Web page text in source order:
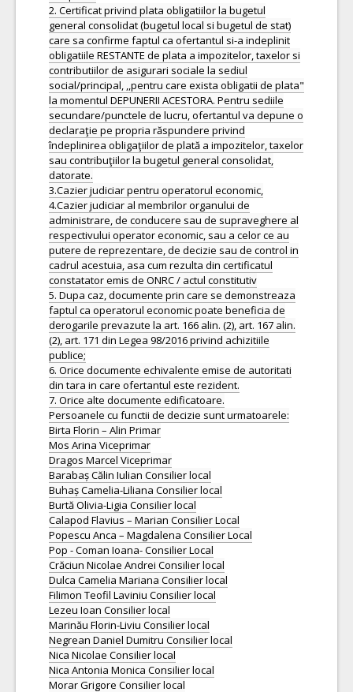
2. Certificat privind plata obligatiilor la bugetul
general consolidat (bugetul local si bugetul de stat)
care sa confirme faptul ca ofertantul si-a indeplinit
obligatiile RESTANTE de plata a impozitelor, taxelor si
contributiilor de asigurari sociale la sediul
social/principal, ,,pentru care exista obligatii de plata"
la momentul DEPUNERII ACESTORA. Pentru sediile
secundare/punctele de lucru, ofertantul va depune o
declaraţie pe propria răspundere privind
îndeplinirea obligaţiilor de plată a impozitelor, taxelor
sau contribuţiilor la bugetul general consolidat,
datorate.
3.Cazier judiciar pentru operatorul economic,
4.Cazier judiciar al membrilor organului de
administrare, de conducere sau de supraveghere al
respectivului operator economic, sau a celor ce au
putere de reprezentare, de decizie sau de control in
cadrul acestuia, asa cum rezulta din certificatul
constatator emis de ONRC / actul constitutiv
5. Dupa caz, documente prin care se demonstreaza
faptul ca operatorul economic poate beneficia de
derogarile prevazute la art. 166 alin. (2), art. 167 alin.
(2), art. 171 din Legea 98/2016 privind achizitiile
publice;
6. Orice documente echivalente emise de autoritati
din tara in care ofertantul este rezident.
7. Orice alte documente edificatoare.
Persoanele cu functii de decizie sunt urmatoarele:
Birta Florin – Alin Primar
Mos Arina Viceprimar
Dragos Marcel Viceprimar
Barabaș Călin Iulian Consilier local
Buhaș Camelia-Liliana Consilier local
Burtă Olivia-Ligia Consilier local
Calapod Flavius – Marian Consilier Local
Popescu Anca – Magdalena Consilier Local
Pop - Coman Ioana- Consilier Local
Crăciun Nicolae Andrei Consilier local
Dulca Camelia Mariana Consilier local
Filimon Teofil Laviniu Consilier local
Lezeu Ioan Consilier local
Marinău Florin-Liviu Consilier local
Negrean Daniel Dumitru Consilier local
Nica Nicolae Consilier local
Nica Antonia Monica Consilier local
Morar Grigore Consilier local